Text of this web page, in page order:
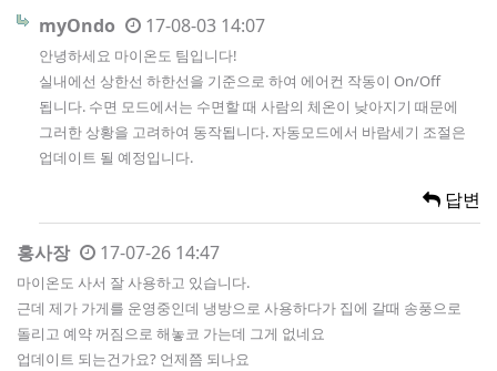
myOndo 17-08-03 14:07
안녕하세요 마이온도 팀입니다!
실내에선 상한선 하한선을 기준으로 하여 에어컨 작동이 On/Off
됩니다. 수면 모드에서는 수면할 때 사람의 체온이 낮아지기 때문에
그러한 상황을 고려하여 동작됩니다. 자동모드에서 바람세기 조절은
업데이트 될 예정입니다.
답변
홍사장 17-07-26 14:47
마이온도 사서 잘 사용하고 있습니다.
근데 제가 가게를 운영중인데 냉방으로 사용하다가 집에 갈때 송풍으로
돌리고 예약 꺼짐으로 해놓코 가는데 그게 없네요
업데이트 되는건가요? 언제쯤 되나요